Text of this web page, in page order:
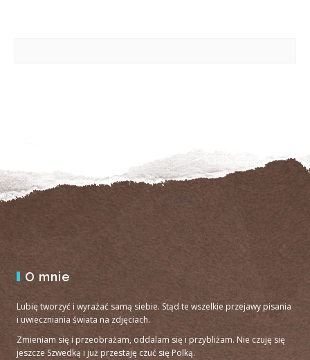
O mnie
Lubię tworzyć i wyrażać samą siebie. Stąd te wszelkie przejawy pisania
i uwieczniania świata na zdjęciach.
Zmieniam się i przeobrażam, oddalam się i przybliżam. Nie czuję się
jeszcze Szwedką i już przestaję czuć się Polką.